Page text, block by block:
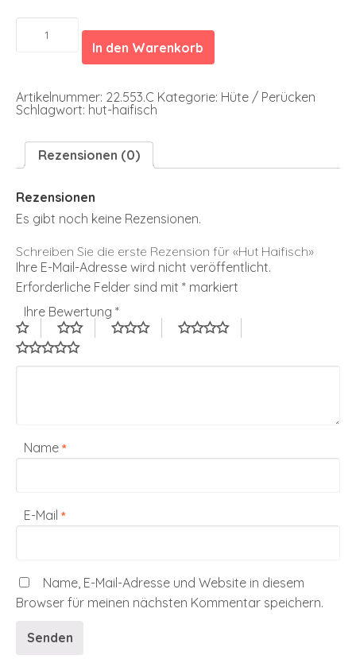
Hut
Haifisch
Menge
In den Warenkorb
Artikelnummer: 22.553.C Kategorie: Hüte / Perücken
Schlagwort: hut-haifisch
Rezensionen (0)
Rezensionen
Es gibt noch keine Rezensionen.
Schreiben Sie die erste Rezension für «Hut Haifisch»
Ihre E-Mail-Adresse wird nicht veröffentlicht.
Erforderliche Felder sind mit * markiert
Ihre Bewertung *
Name *
E-Mail *
Name, E-Mail-Adresse und Website in diesem
Browser für meinen nächsten Kommentar speichern.